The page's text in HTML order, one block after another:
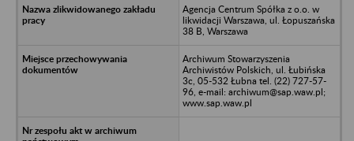
Agencja Centrum Spółka z o.o. w
likwidacji Warszawa, ul. Łopuszańska
38 B, Warszawa
Archiwum Stowarzyszenia
Archiwistów Polskich, ul. Łubińska
3c, 05-532 Łubna tel. (22) 727-57-
96, e-mail: archiwum@sap.waw.pl;
www.sap.waw.pl